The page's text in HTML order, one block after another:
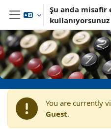
Ana içeriğe git
Yan panel
Şu anda misafir
kullanıyorsunuz
Ana sayfa
Archiv
SS23:
You are currently
Guest.